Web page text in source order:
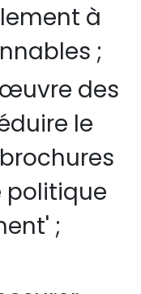
à
;
des
le
politique
;